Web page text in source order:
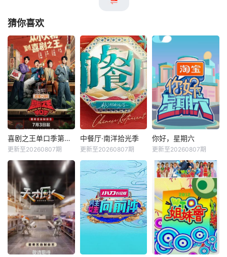
猜你喜欢
喜剧之王单口季第三季
更新至20260807期
中餐厅·南洋拾光季
更新至20260807期
你好，星期六
更新至20260807期